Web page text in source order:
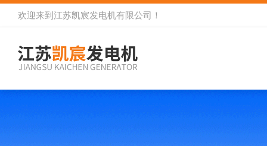
欢迎来到 江苏凯宸发电机有限公司 ！